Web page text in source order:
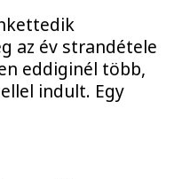
az év strandétele
eddiginél több,
indult. Egy